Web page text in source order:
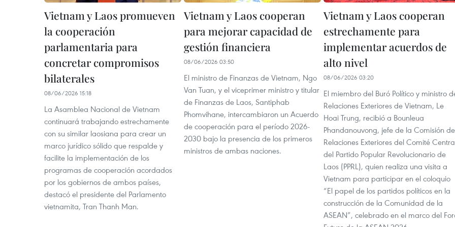
Vietnam y Laos promueven
la cooperación
parlamentaria para
concretar compromisos
bilaterales
08/06/2026 15:18
La Asamblea Nacional de Vietnam
continuará trabajando estrechamente
con su similar laosiana para crear un
marco jurídico sólido que respalde y
facilite la implementación de los
programas de cooperación acordados
por los gobiernos de ambos países,
destacó el presidente del Parlamento
vietnamita, Tran Thanh Man.
Vietnam y Laos cooperan
para mejorar capacidad de
gestión financiera
08/06/2026 03:50
El ministro de Finanzas de Vietnam, Ngo
Van Tuan, y el viceprimer ministro y titular
de Finanzas de Laos, Santiphab
Phomvihane, intercambiaron un Acuerdo
de cooperación para el período 2026-
2030 bajo la presencia de los primeros
ministros de ambas naciones.
Vietnam y Laos cooperan
estrechamente para
implementar acuerdos de
alto nivel
08/06/2026 03:20
El miembro del Buró Político y ministro
Relaciones Exteriores de Vietnam, Le
Hoai Trung, recibió a Bounleua
Phandanouvong, jefe de la Comisión de
Relaciones Exteriores del Comité
del Partido Popular Revolucionario de
Laos (PPRL), quien realiza una visita a
Vietnam para participar en el coloquio
“El papel de los partidos políticos en la
construcción de la Comunidad de la
ASEAN”, celebrado en el marco del